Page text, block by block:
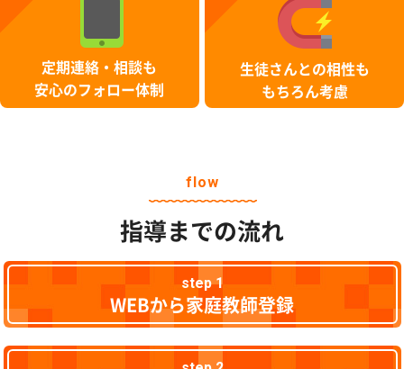
定期連絡・相談も
安心のフォロー体制
生徒さんとの相性も
もちろん考慮
flow
指導までの流れ
step 1
WEBから家庭教師登録